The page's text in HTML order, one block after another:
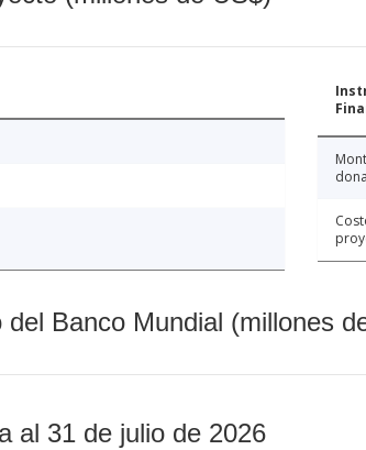
Banco Mundial (millones
al 31 de julio de 2026